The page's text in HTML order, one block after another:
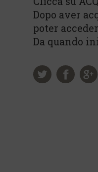
Dopo aver
poter
Da quando